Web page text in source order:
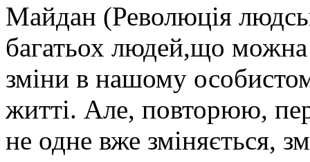
Майдан (Революція
багатьох людей,що можна
зміни в нашому
житті. Але, повторюю,
не одне вже зміняється,